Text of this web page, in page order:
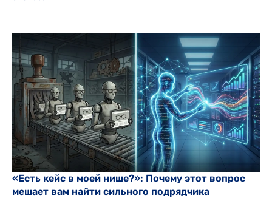
«Есть кейс в моей нише?»: Почему этот вопрос
мешает вам найти сильного подрядчика